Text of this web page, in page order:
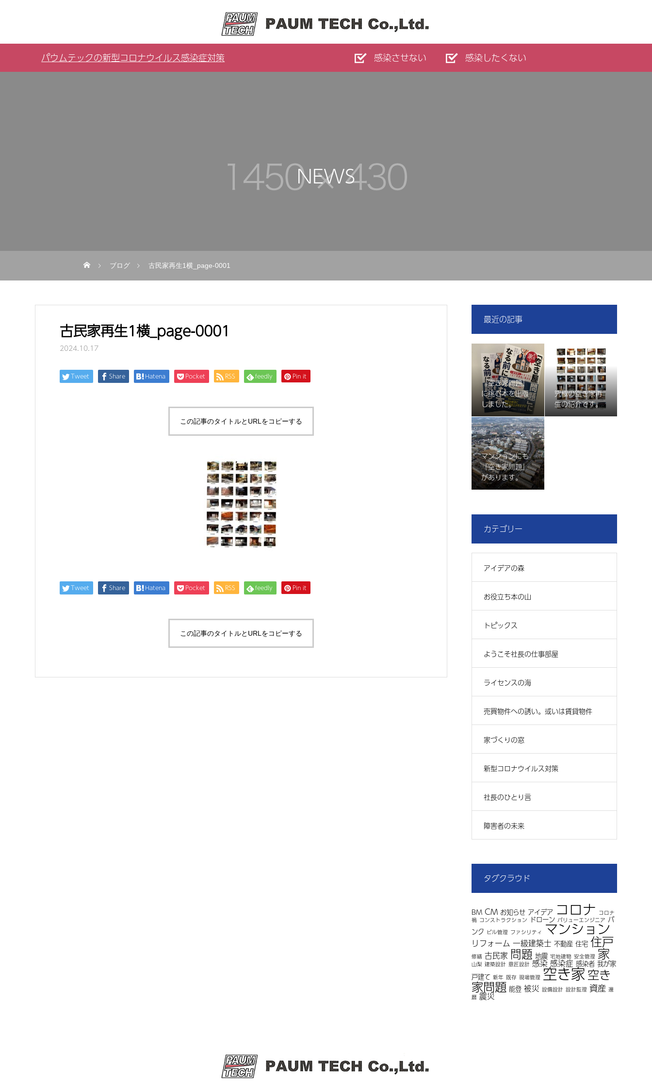
パウムテックの新型コロナウイルス感染症対策 感染させない 感染したくない
NEWS
ブログ 古民家再生1横_page-0001
古民家再生1横_page-0001
2024.10.17
Tweet Share Hatena Pocket RSS feedly Pin it
この記事のタイトルとURLをコピーする
Tweet Share Hatena Pocket RSS feedly Pin it
この記事のタイトルとURLをコピーする
最近の記事
『空き家問題』
に挑む本を出版
しました。
究極の空き家再
生の紹介です。
マンションにも
『空き家問題』
があります。
カテゴリー
アイデアの森
お役立ち本の山
トピックス
ようこそ社長の仕事部屋
ライセンスの海
売買物件への誘い。或いは賃貸物件
家づくりの窓
新型コロナウイルス対策
社長のひとり言
障害者の未来
タグクラウド
BM CM お知らせ アイデア コロナ コロナ
禍 コンストラクション ドローン バリューエンジニア バ
ンク ビル管理 ファシリティ マンション
リフォーム 一級建築士 不動産 住宅 住戸
修繕 古民家 問題 地震 宅地建物 安全管理 家
山梨 建築設計 意匠設計 感染 感染症 感染者 我が家
戸建て 新年 既存 現場管理 空き家空き
家問題 能登 被災 設備設計 設計監理 資産 還
暦 震災